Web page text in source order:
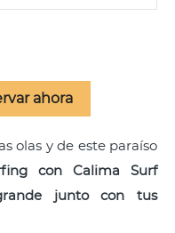
ahora
olas y de este paraíso
con Calima Surf
junto con tus